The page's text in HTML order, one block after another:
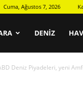
Cuma, Ağustos 7, 2026
DENIZ
Deniz Piyadeleri, yeni